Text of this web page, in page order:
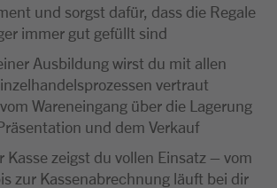
und sorgst dafür, dass die Regale
immer gut gefüllt sind
Ausbildung wirst du mit allen
vertraut
Wareneingang über die Lagerung
und dem Verkauf
Kasse zeigst du vollen Einsatz – vom
zur Kassenabrechnung läuft bei dir